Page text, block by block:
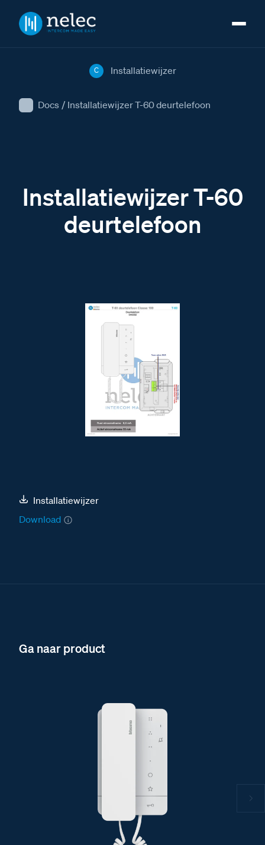
Docs / Installatiewijzer T-60 deurtelefoon
C Installatiewijzer
Installatiewijzer T-60
deurtelefoon
Installatiewijzer
Download
Ga naar product